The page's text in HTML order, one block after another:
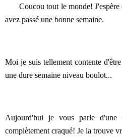
Coucou tout le monde! J'espère
avez passé une bonne semaine.
Moi je suis tellement contente
une dure semaine niveau boulot...
Aujourd'hui je vous parle d'une
complètement craqué! Je la trouve